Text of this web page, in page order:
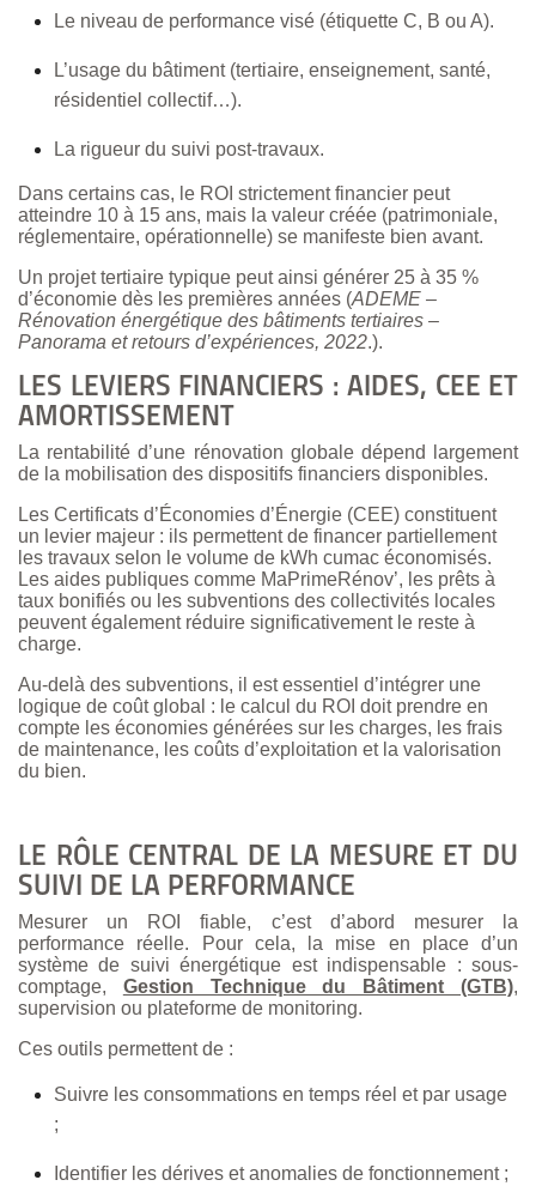
Le niveau de performance visé (étiquette C, B ou A).
L’usage du bâtiment (tertiaire, enseignement, santé,
résidentiel collectif…).
La rigueur du suivi post-travaux.
Dans certains cas, le ROI strictement financier peut
atteindre 10 à 15 ans, mais la valeur créée (patrimoniale,
réglementaire, opérationnelle) se manifeste bien avant.
Un projet tertiaire typique peut ainsi générer 25 à 35 %
d’économie dès les premières années (ADEME –
Rénovation énergétique des bâtiments tertiaires –
Panorama et retours d’expériences, 2022.).
LES LEVIERS FINANCIERS : AIDES, CEE ET
AMORTISSEMENT
La rentabilité d’une rénovation globale dépend largement
de la mobilisation des dispositifs financiers disponibles.
Les Certificats d’Économies d’Énergie (CEE) constituent
un levier majeur : ils permettent de financer partiellement
les travaux selon le volume de kWh cumac économisés.
Les aides publiques comme MaPrimeRénov’, les prêts à
taux bonifiés ou les subventions des collectivités locales
peuvent également réduire significativement le reste à
charge.
Au-delà des subventions, il est essentiel d’intégrer une
logique de coût global : le calcul du ROI doit prendre en
compte les économies générées sur les charges, les frais
de maintenance, les coûts d’exploitation et la valorisation
du bien.
LE RÔLE CENTRAL DE LA MESURE ET DU
SUIVI DE LA PERFORMANCE
Mesurer un ROI fiable, c’est d’abord mesurer la
performance réelle. Pour cela, la mise en place d’un
système de suivi énergétique est indispensable : sous-
comptage, Gestion Technique du Bâtiment (GTB),
supervision ou plateforme de monitoring.
Ces outils permettent de :
Suivre les consommations en temps réel et par usage
;
Identifier les dérives et anomalies de fonctionnement ;